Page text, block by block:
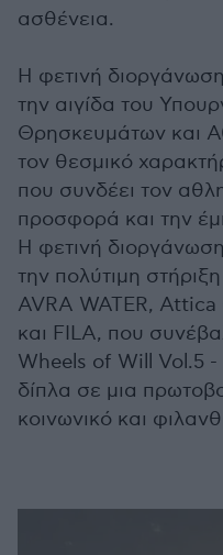
ασθένεια.
Η φετινή
την αιγίδα του
Θρησκευμάτων και
τον θεσμικό
που συνδέει τον
προσφορά και την
Η φετινή
την πολύτιμη
AVRA WATER,
και FILA, που
Wheels of Will Vol.5
δίπλα σε μια
κοινωνικό και